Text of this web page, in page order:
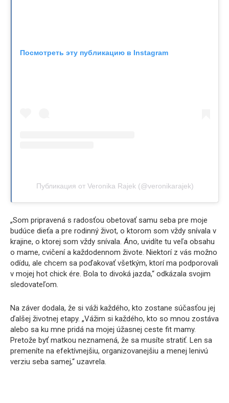
Посмотреть эту публикацию в Instagram
Публикация от Veronika Rajek (@veronikarajek)
„Som pripravená s radosťou obetovať samu seba pre moje
budúce dieťa a pre rodinný život, o ktorom som vždy snívala v
krajine, o ktorej som vždy snívala. Áno, uvidíte tu veľa obsahu
o mame, cvičení a každodennom živote. Niektorí z vás možno
odídu, ale chcem sa poďakovať všetkým, ktorí ma podporovali
v mojej hot chick ére. Bola to divoká jazda,“ odkázala svojim
sledovateľom.
Na záver dodala, že si váži každého, kto zostane súčasťou jej
ďalšej životnej etapy. „Vážim si každého, kto so mnou zostáva
alebo sa ku mne pridá na mojej úžasnej ceste fit mamy.
Pretože byť matkou neznamená, že sa musíte stratiť. Len sa
premeníte na efektívnejšiu, organizovanejšiu a menej lenivú
verziu seba samej,“ uzavrela.